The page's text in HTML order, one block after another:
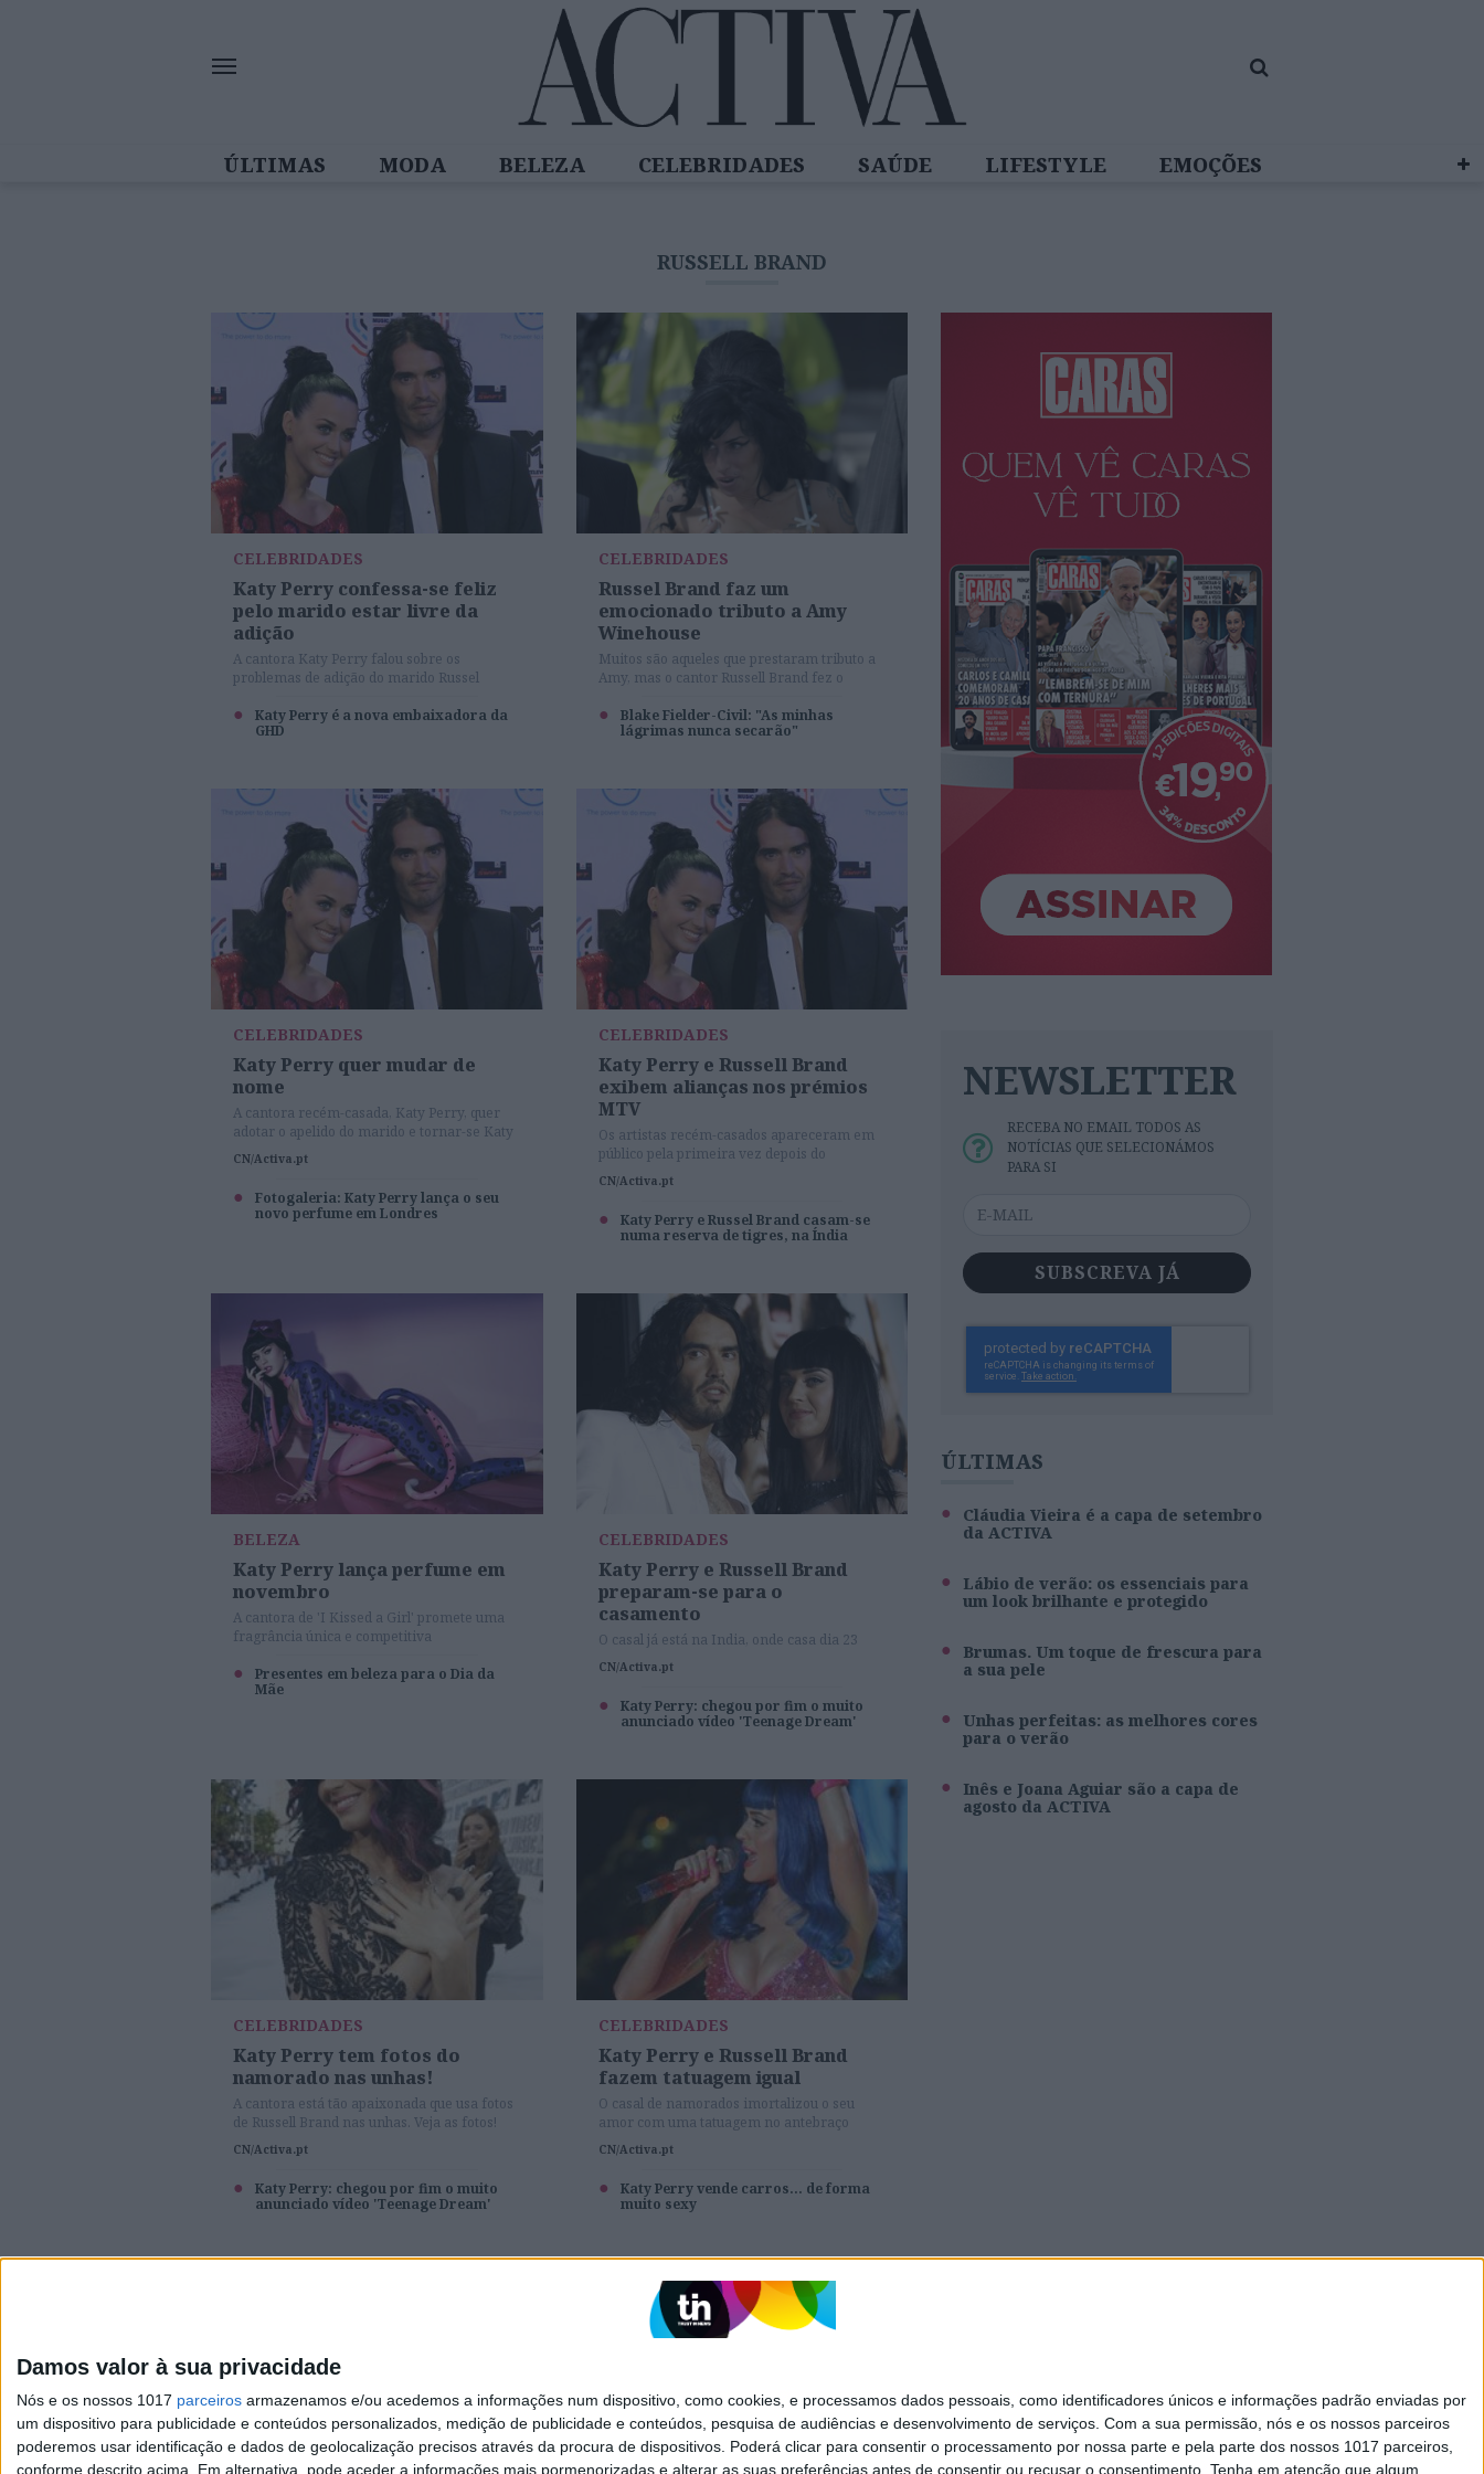
Damos valor à sua privacidade
Nós e os nossos 1017 parceiros armazenamos e/ou acedemos a informações num dispositivo, como cookies, e processamos dados pessoais, como identificadores únicos e informações padrão enviadas por
um dispositivo para publicidade e conteúdos personalizados, medição de publicidade e conteúdos, pesquisa de audiências e desenvolvimento de serviços. Com a sua permissão, nós e os nossos parceiros
poderemos usar identificação e dados de geolocalização precisos através da procura de dispositivos. Poderá clicar para consentir o processamento por nossa parte e pela parte dos nossos 1017 parceiros,
conforme descrito acima. Em alternativa, pode aceder a informações mais pormenorizadas e alterar as suas preferências antes de consentir ou recusar o consentimento. Tenha em atenção que algum
ÚLTIMAS MODA BELEZA CELEBRIDADES SAÚDE LIFESTYLE
EMOÇÕES
RUSSELL BRAND
CELEBRIDADES
Katy Perry confessa-se feliz
pelo marido estar livre da
adição
A cantora Katy Perry falou sobre os
problemas de adição do marido Russel
Katy Perry é a nova embaixadora da
GHD
CELEBRIDADES
Russel Brand faz um
emocionado tributo a Amy
Winehouse
Muitos são aqueles que prestaram tributo a
Amy, mas o cantor Russell Brand fez o
Blake Fielder-Civil: "As minhas
lágrimas nunca secarão"
CELEBRIDADES
Katy Perry quer mudar de
nome
A cantora recém-casada, Katy Perry, quer
adotar o apelido do marido e tornar-se Katy
Brand
CN/Activa.pt
Fotogaleria: Katy Perry lança o seu
novo perfume em Londres
CELEBRIDADES
Katy Perry e Russell Brand
exibem alianças nos prémios
MTV
Os artistas recém-casados apareceram em
público pela primeira vez depois do
casamento e fizeram questão de mostrar as
alianças e a grande felicidade que vivem
CN/Activa.pt
Katy Perry e Russel Brand casam-se
numa reserva de tigres, na Índia
BELEZA
Katy Perry lança perfume em
novembro
A cantora de 'I Kissed a Girl' promete uma
fragrância única e competitiva
Presentes em beleza para o Dia da
Mãe
CELEBRIDADES
Katy Perry e Russell Brand
preparam-se para o
casamento
O casal já está na India, onde casa dia 23
CN/Activa.pt
Katy Perry: chegou por fim o muito
anunciado vídeo 'Teenage Dream'
CELEBRIDADES
Katy Perry tem fotos do
namorado nas unhas!
A cantora está tão apaixonada que usa fotos
de Russell Brand nas unhas. Veja as fotos!
CN/Activa.pt
Katy Perry: chegou por fim o muito
anunciado vídeo 'Teenage Dream'
CELEBRIDADES
Katy Perry e Russell Brand
fazem tatuagem igual
O casal de namorados imortalizou o seu
amor com uma tatuagem no antebraço
CN/Activa.pt
Katy Perry vende carros... de forma
muito sexy
NEWSLETTER
RECEBA NO EMAIL TODOS AS
NOTÍCIAS QUE SELECIONÁMOS
PARA SI
SUBSCREVA JÁ
ÚLTIMAS
Cláudia Vieira é a capa de setembro
da ACTIVA
Lábio de verão: os essenciais para
um look brilhante e protegido
Brumas. Um toque de frescura para
a sua pele
Unhas perfeitas: as melhores cores
para o verão
Inês e Joana Aguiar são a capa de
agosto da ACTIVA
SITES DO GRUPO TRUST IN NEWS
Visão Júnior
TV Mais Visão Saúde
Visão +
Visão Se7e
A Nossa Prima